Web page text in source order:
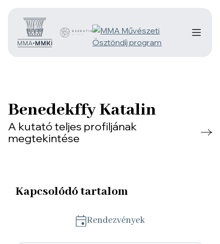
Benedekffy Katalin
A kutató teljes profiljának
megtekintése
Kapcsolódó tartalom
Rendezvények